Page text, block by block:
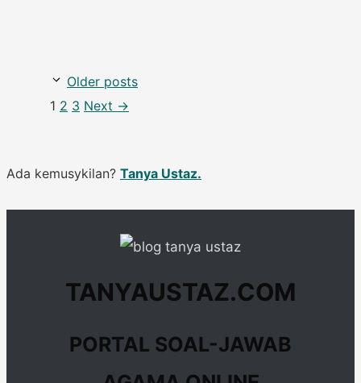
Older posts
Page
1 Page
2 Page
3 Next →
Ada kemusykilan? Tanya Ustaz.
TANYAUSTAZ.COM
PORTAL SOAL-JAWAB